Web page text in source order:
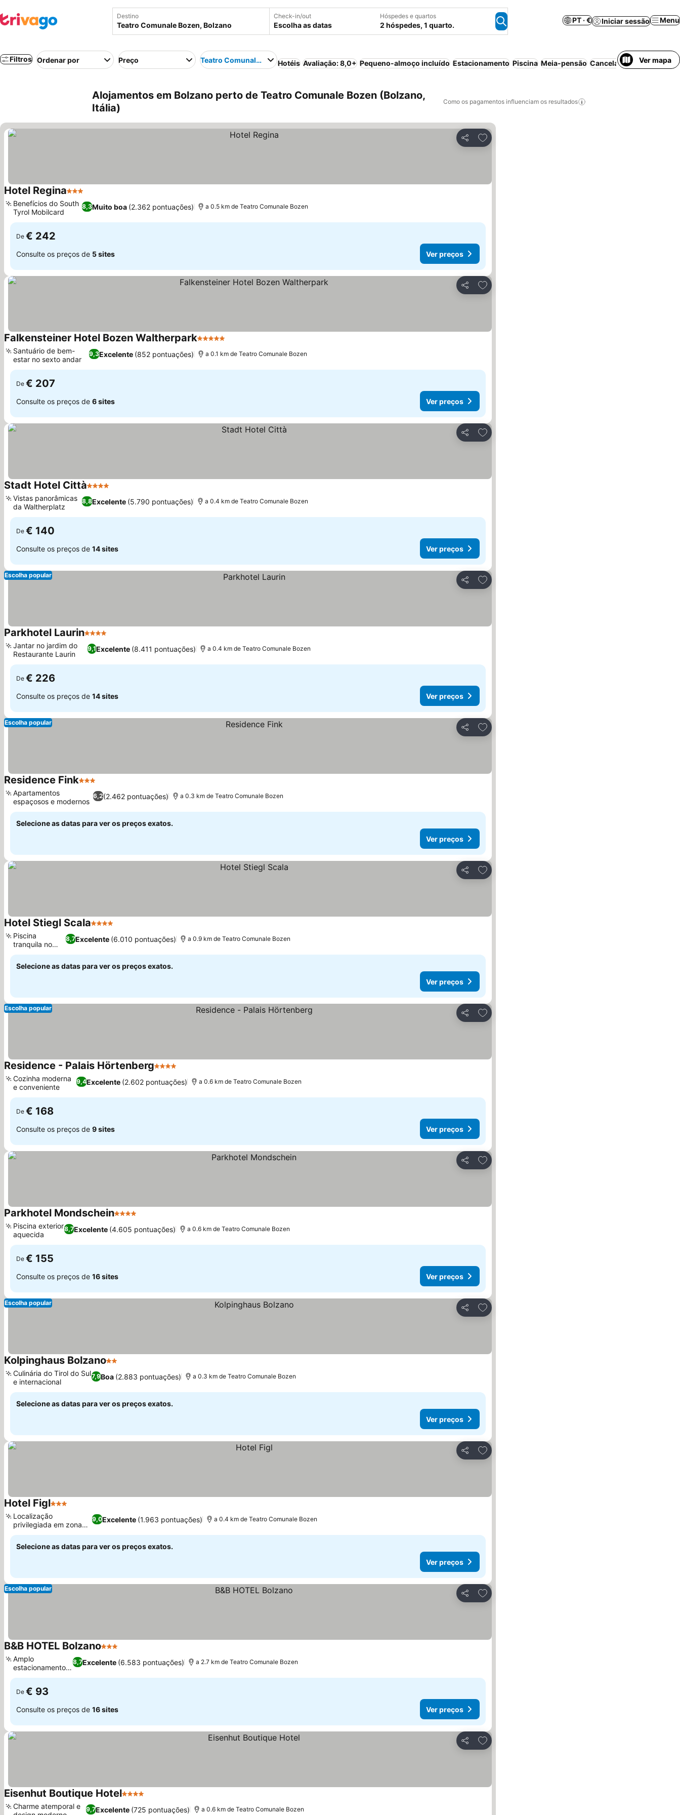
Destino Check-in/out
Escolha as datas
Hóspedes e quartos
2 hóspedes, 1 quarto.
PT · € Iniciar sessão Menu
Filtros Ordenar por Preço Teatro Comunale BozenHotéis Avaliação: 8,0+ Pequeno-almoço incluído Estacionamento Piscina Meia-pensão Cancelamento gratuito
Ver mapa
Alojamentos em Bolzano perto de Teatro Comunale Bozen (Bolzano,
Itália)
Como os pagamentos influenciam os resultados
Partilhar
Adicionar aos favoritos
Hotel Regina3 Estrelas
8,3Muito boa (2.362 pontuações)
Benefícios do South
Tyrol Mobilcard
a 0.5 km de Teatro Comunale Bozen
De € 242
Consulte os preços de 5 sites Ver preços
Partilhar
Adicionar aos favoritos
Falkensteiner Hotel Bozen Waltherpark5 Estrelas
9,3Excelente (852 pontuações)
Santuário de bem-
estar no sexto andar
a 0.1 km de Teatro Comunale Bozen
De € 207
Consulte os preços de 6 sites Ver preços
Partilhar
Adicionar aos favoritos
Stadt Hotel Città4 Estrelas
8,8Excelente (5.790 pontuações)
Vistas panorâmicas
da Waltherplatz
a 0.4 km de Teatro Comunale Bozen
De € 140
Consulte os preços de 14 sites Ver preços
Partilhar
Adicionar aos favoritos
Escolha popular
Parkhotel Laurin4 Estrelas
9,1Excelente (8.411 pontuações)
Jantar no jardim do
Restaurante Laurin
a 0.4 km de Teatro Comunale Bozen
De € 226
Consulte os preços de 14 sites Ver preços
Partilhar
Adicionar aos favoritos
Escolha popular
Residence Fink3 Estrelas
6,2(2.462 pontuações)
Apartamentos
espaçosos e modernos
a 0.3 km de Teatro Comunale Bozen
Selecione as datas para ver os preços exatos.
Ver preços
Partilhar
Adicionar aos favoritos
Hotel Stiegl Scala4 Estrelas
8,7Excelente (6.010 pontuações)
Piscina
tranquila no
jardim
a 0.9 km de Teatro Comunale Bozen
Selecione as datas para ver os preços exatos.
Ver preços
Partilhar
Adicionar aos favoritos
Escolha popular
Residence - Palais Hörtenberg4 Estrelas
9,4Excelente (2.602 pontuações)
Cozinha moderna
e conveniente
a 0.6 km de Teatro Comunale Bozen
De € 168
Consulte os preços de 9 sites Ver preços
Partilhar
Adicionar aos favoritos
Parkhotel Mondschein4 Estrelas
8,7Excelente (4.605 pontuações)
Piscina exterior
aquecida
a 0.6 km de Teatro Comunale Bozen
De € 155
Consulte os preços de 16 sites Ver preços
Partilhar
Adicionar aos favoritos
Escolha popular
Kolpinghaus Bolzano2 Estrelas
7,9Boa (2.883 pontuações)
Culinária do Tirol do Sul
e internacional
a 0.3 km de Teatro Comunale Bozen
Selecione as datas para ver os preços exatos.
Ver preços
Partilhar
Adicionar aos favoritos
Hotel Figl3 Estrelas
9,0Excelente (1.963 pontuações)
Localização
privilegiada em zona
pedonal
a 0.4 km de Teatro Comunale Bozen
Selecione as datas para ver os preços exatos.
Ver preços
Partilhar
Adicionar aos favoritos
Escolha popular
B&B HOTEL Bolzano3 Estrelas
8,7Excelente (6.583 pontuações)
Amplo
estacionamento
seguro
a 2.7 km de Teatro Comunale Bozen
De € 93
Consulte os preços de 16 sites Ver preços
Partilhar
Adicionar aos favoritos
Eisenhut Boutique Hotel4 Estrelas
9,7Excelente (725 pontuações)
Charme atemporal e
a 0.6 km de Teatro Comunale Bozen